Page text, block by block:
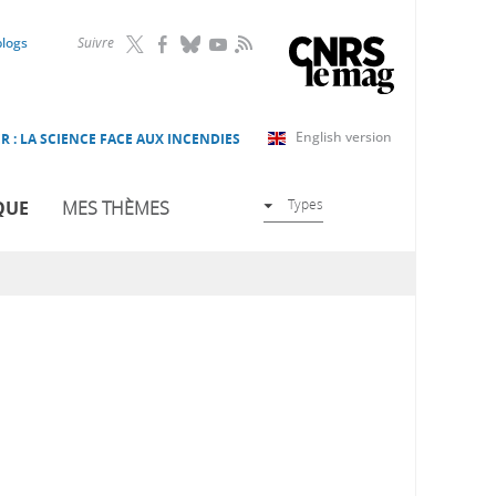
Suivre RSS
English version
: LA SCIENCE FACE AUX INCENDIES
MES THÈMES Types